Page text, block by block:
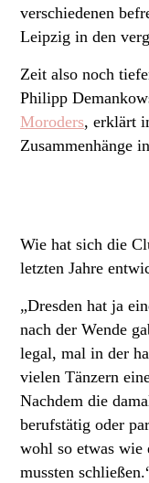
verschiedenen
Leipzig in den
Zeit also noch
Philipp
Moroders, erklärt
Zusammenhänge
Wie hat sich die
letzten Jahre
„Dresden hat ja
nach der Wende
legal, mal in der
vielen Tänzern
Nachdem die
berufstätig oder
wohl so etwas wie
mussten